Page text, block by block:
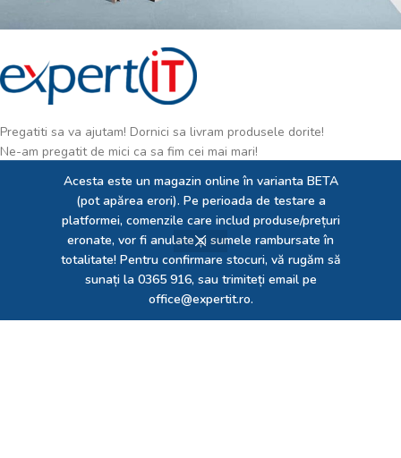
Acesta este un magazin online în varianta BETA
(pot apărea erori). Pe perioada de testare a
platformei, comenzile care includ produse/prețuri
eronate, vor fi anulate și sumele rambursate în
totalitate! Pentru confirmare stocuri, vă rugăm să
sunați la 0365 916, sau trimiteți email pe
office@expertit.ro.
Kitchen
Suspendisse quam at vestibulum
Pregatiti sa va ajutam! Dornici sa livram produsele dorite!
Ne-am pregatit de mici ca sa fim cei mai mari!
Reghin, str. Mihai Viteazu, nr. 208,
545300, MS, Romania
Call center: 0365 916
Fax: 0365 43 00 77
MAGAZINE